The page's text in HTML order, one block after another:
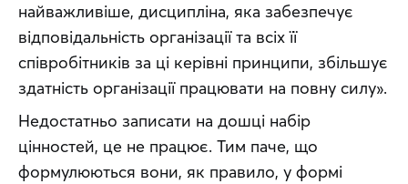
найважливіше, дисципліна, яка забезпечує
відповідальність організації та всіх її
співробітників за ці керівні принципи, збільшує
здатність організації працювати на повну силу».
Недостатньо записати на дошці набір
цінностей, це не працює. Тим паче, що
формулюються вони, як правило, у формі